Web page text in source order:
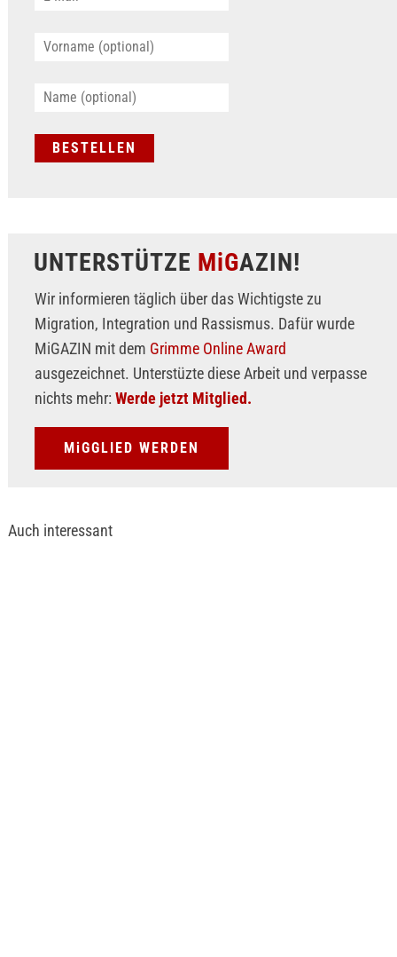
UNTERSTÜTZE MiGAZIN!
Wir informieren täglich über das Wichtigste zu
Migration, Integration und Rassismus. Dafür wurde
MiGAZIN mit dem Grimme Online Award
ausgezeichnet. Unterstüzte diese Arbeit und verpasse
nichts mehr: Werde jetzt Mitglied.
MiGGLIED WERDEN
Auch interessant